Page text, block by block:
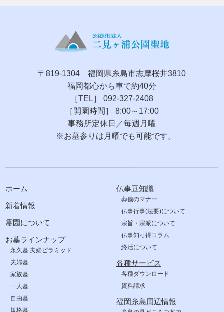
〒819-1304 福岡県糸島市志摩桜井3810
福岡都心から車で約40分
［TEL］ 092-327-2408
［開園時間］ 8:00～17:00
事務所定休日／毎週月曜
※お墓参りは月曜でも可能です。
ホーム
新着情報
霊園について
お墓ラインナップ
永久墓 夫婦ピラミッド
夫婦墓
家族墓
一人墓
自由墓
規格墓
仏事豆知識
葬儀のマナー
仏事行事(法要)について
宗旨・宗派について
仏事知っ得コラム
終活について
各種サービス
各種ダウンロード
資料請求
福岡糸島周辺情報